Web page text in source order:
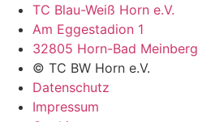
TC Blau-Weiß Horn e.V.
Am Eggestadion 1
32805 Horn-Bad Meinberg
© TC BW Horn e.V.
Datenschutz
Impressum